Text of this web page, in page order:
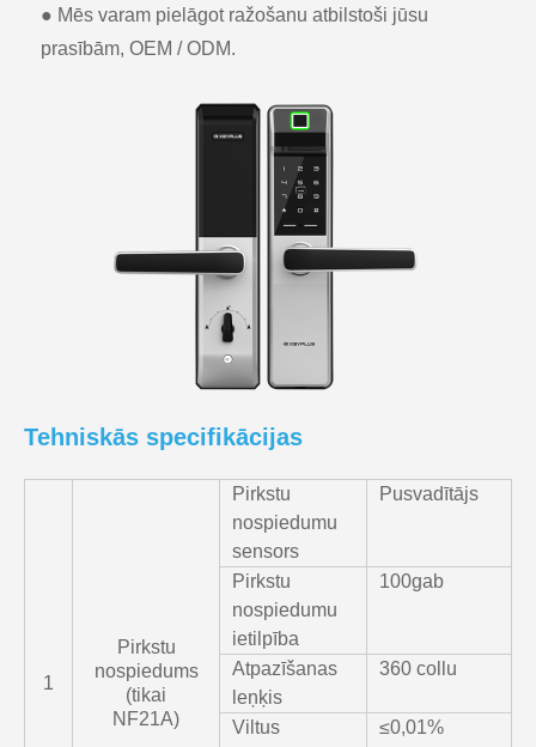
● Mēs varam pielāgot ražošanu atbilstoši jūsu
prasībām, OEM / ODM.
Tehniskās specifikācijas
1
Pirkstu
nospiedums
(tikai
NF21A)
Pirkstu
nospiedumu
sensors
Pusvadītājs
Pirkstu
nospiedumu
ietilpība
100gab
Atpazīšanas
leņķis
360 collu
Viltus
≤0,01%